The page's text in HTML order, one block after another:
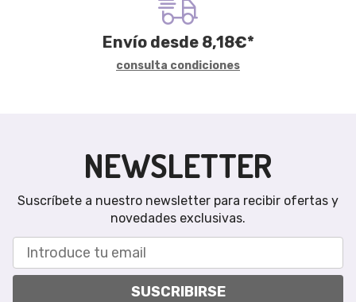
Envío desde 8,18€*
consulta condiciones
NEWSLETTER
Suscríbete a nuestro newsletter para recibir ofertas y
novedades exclusivas.
SUSCRIBIRSE